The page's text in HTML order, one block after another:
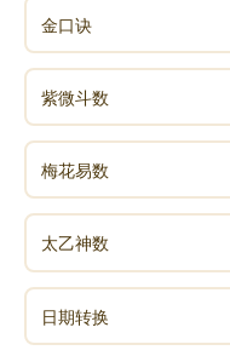
如果开空调，也有风
上发黄，脸发黄，脖
至有人就开始发烧，
的缘故，这也就是气
窗户关上，效果就差
起来浑身乏力，后背
所以，睡觉要尽量
气，必然第二天是疲
金口诀
紫微斗数
梅花易数
太乙神数
日期转换